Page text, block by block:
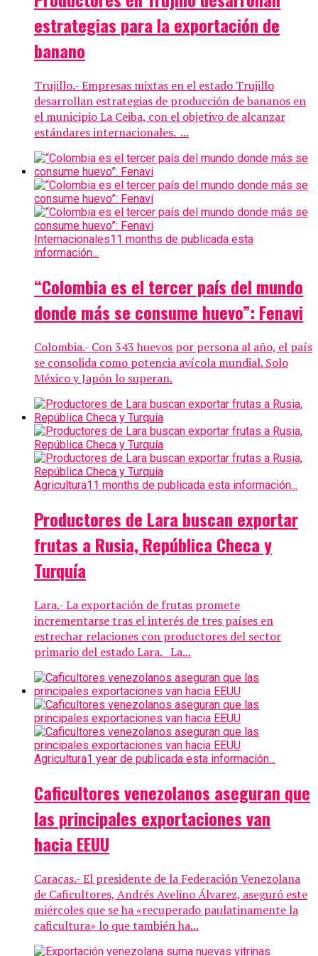
estrategias para la exportación de
banano
Trujillo.- Empresas mixtas en el estado Trujillo
desarrollan estrategias de producción de bananos en
el municipio La Ceiba, con el objetivo de alcanzar
estándares internacionales. ...
Internacionales11 months de publicada esta
información...
“Colombia es el tercer país del mundo
donde más se consume huevo”: Fenavi
Colombia.- Con 343 huevos por persona al año, el país
se consolida como potencia avícola mundial. Solo
México y Japón lo superan.
Agricultura11 months de publicada esta información...
Productores de Lara buscan exportar
frutas a Rusia, República Checa y
Turquía
Lara.- La exportación de frutas promete
incrementarse tras el interés de tres países en
estrechar relaciones con productores del sector
primario del estado Lara. La...
Agricultura1 year de publicada esta información...
Caficultores venezolanos aseguran que
las principales exportaciones van
hacia EEUU
Caracas.- El presidente de la Federación Venezolana
de Caficultores, Andrés Avelino Álvarez, aseguró este
miércoles que se ha «recuperado paulatinamente la
caficultura» lo que también ha...